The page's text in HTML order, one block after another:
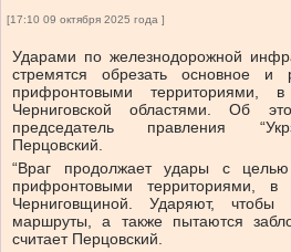
[17:10 09 октября 2025 года ]
Ударами по железнодорожной
стремятся обрезать основное и
прифронтовыми территориями,
Черниговской областями. Об
председатель правления
Перцовский.
“Враг продолжает удары с
прифронтовыми территориями,
Черниговщиной. Ударяют, чтобы
маршруты, а также пытаются
считает Перцовский.